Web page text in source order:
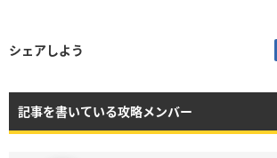
シェアしよう
記事を書いている攻略メンバー